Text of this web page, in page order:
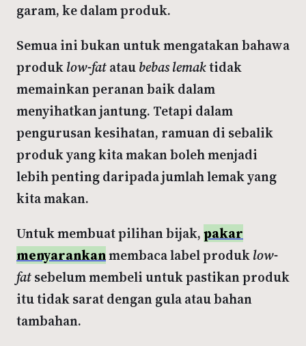
garam, ke dalam produk.
Semua ini bukan untuk mengatakan bahawa
produklow-fatataubebas lemaktidak
memainkan peranan baik dalam
menyihatkan jantung. Tetapi dalam
pengurusan kesihatan, ramuan di sebalik
produk yang kita makan boleh menjadi
lebih penting daripada jumlah lemak yang
kita makan.
Untuk membuat pilihan bijak,pakar
menyarankanmembaca label produklow-
fatsebelum membeli untuk pastikan produk
itu tidak sarat dengan gula atau bahan
tambahan.